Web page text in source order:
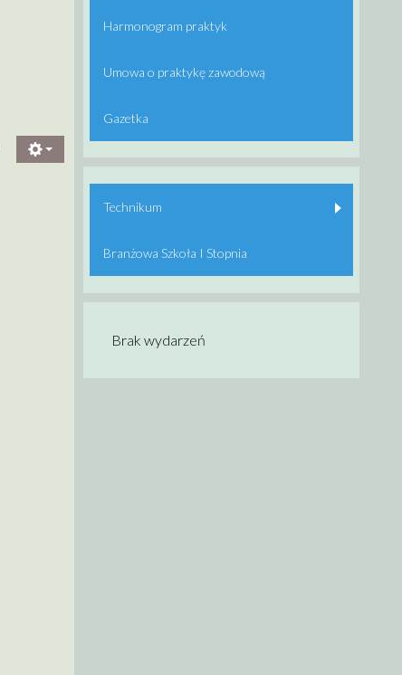
Harmonogram praktyk
Umowa o praktykę zawodową
Gazetka
Technikum
Branżowa Szkoła I Stopnia
Brak wydarzeń